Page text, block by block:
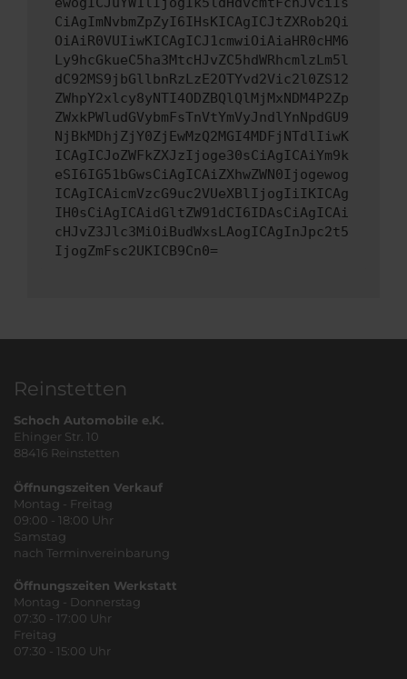
CiAgImNvbmZpZyI6IHsKICAgICJtZXRob2Qi
OiAiR0VUIiwKICAgICJ1cmwiOiAiaHR0cHM6
Ly9hcGkueC5ha3MtcHJvZC5hdWRhcmlzLm5l
dC92MS9jbGllbnRzLzE2OTYvd2Vic2l0ZS12
ZWhpY2xlcy8yNTI4ODZBQlQlMjMxNDM4P2Zp
ZWxkPWludGVybmFsTnVtYmVyJndlYnNpdGU9
NjBkMDhjZjY0ZjEwMzQ2MGI4MDFjNTdlIiwK
ICAgICJoZWFkZXJzIjoge30sCiAgICAiYm9k
eSI6IG51bGwsCiAgICAiZXhwZWN0Ijogewog
ICAgICAicmVzcG9uc2VUeXBlIjogIiIKICAg
IH0sCiAgICAidGltZW91dCI6IDAsCiAgICAi
cHJvZ3Jlc3MiOiBudWxsLAogICAgInJpc2t5
IjogZmFsc2UKICB9Cn0=
Reinstetten
Schoch Automobile e.K.
Ehinger Str. 10
88416 Reinstetten
Öffnungszeiten Verkauf
Montag - Freitag
09:00 - 18:00 Uhr
Samstag
nach Terminvereinbarung
Öffnungszeiten Werkstatt
Montag - Donnerstag
07:30 - 17:00 Uhr
Freitag
07:30 - 15:00 Uhr